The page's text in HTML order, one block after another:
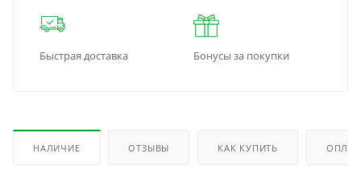
Быстрая доставка Бонусы за покупки
НАЛИЧИЕ ОТЗЫВЫ КАК КУПИТЬ